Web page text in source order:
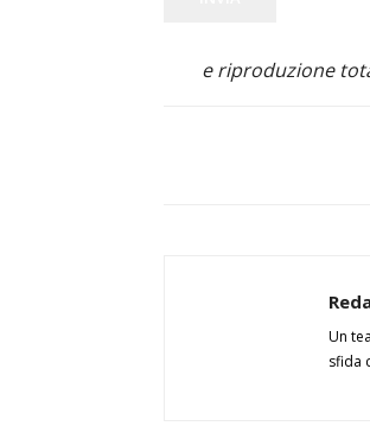
e riproduzione
Un
sfida